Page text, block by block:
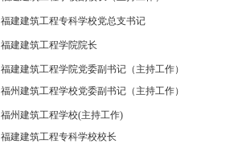
福建建筑工程专科学校党总支书记
福建建筑工程学院院长
福建建筑工程学院党委副书记（主持工作）
福州建筑工程学校党委副书记（主持工作）
福州建筑工程学校(主持工作)
福建建筑工程专科学校校长